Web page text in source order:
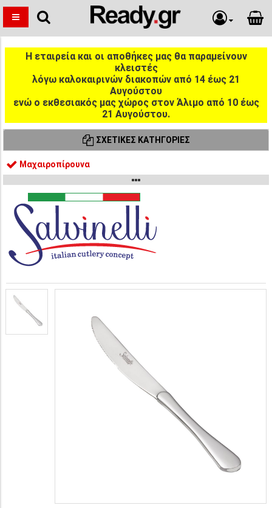
Η εταιρεία και οι αποθήκες μας θα παραμείνουν
κλειστές
λόγω καλοκαιρινών διακοπών από 14 έως 21
Αυγούστου
ενώ ο εκθεσιακός μας χώρος στον Άλιμο από 10 έως
21 Αυγούστου.
ΣΧΕΤΙΚΈΣ ΚΑΤΗΓΟΡΊΕΣ
Μαχαιροπίρουνα